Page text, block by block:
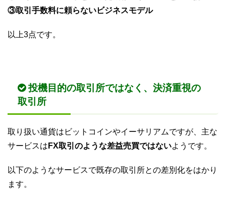
③取引手数料に頼らないビジネスモデル
以上3点です。
投機目的の取引所ではなく、決済重視の
取引所
取り扱い通貨はビットコインやイーサリアムですが、主な
サービスは FX取引のような差益売買ではないようです。
以下のようなサービスで既存の取引所との差別化をはかり
ます。